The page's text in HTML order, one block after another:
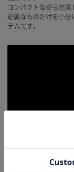
コンパクトながら充実
必要なものだけを小
テムです。